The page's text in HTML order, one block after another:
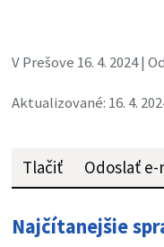
V Prešove 16. 4. 2024 |
Aktualizované: 16. 4.
Tlačiť Odoslať
Najčítanejšie